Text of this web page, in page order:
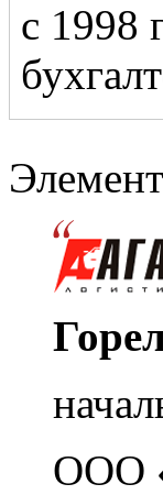
с 1998
ООО